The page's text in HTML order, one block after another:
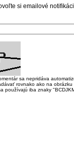
si emailové
sa nepridáva
rovnako ako na
používajú iba znaky